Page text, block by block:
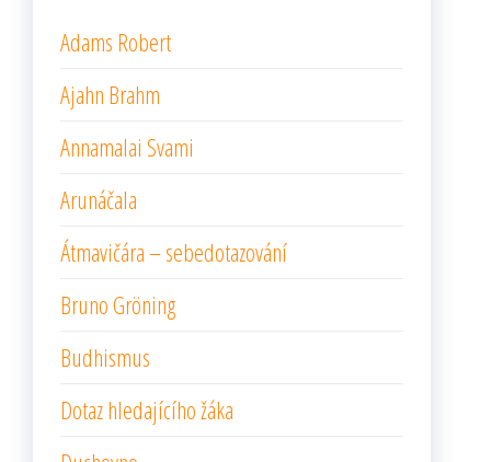
Adams Robert
Ajahn Brahm
Annamalai Svami
Arunáčala
Átmavičára – sebedotazování
Bruno Gröning
Budhismus
Dotaz hledajícího žáka